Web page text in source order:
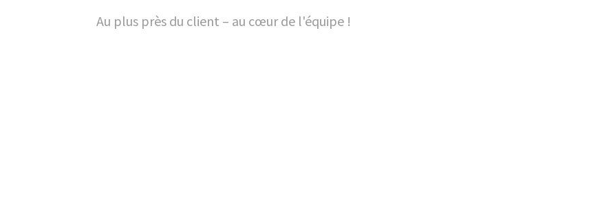
Au plus près du client – au cœur de l'équipe !